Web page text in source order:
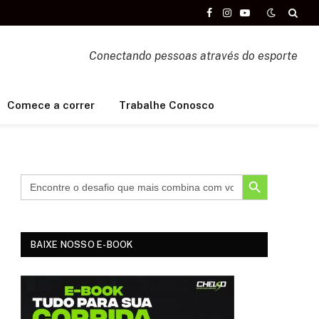
Facebook
Instagram
YouTube
Conectando pessoas através do esporte
Comece a correr Trabalhe Conosco
SEARCH BUTTON
BAIXE NOSSO E-BOOK